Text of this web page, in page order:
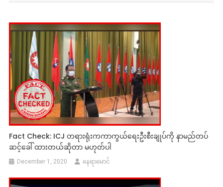
Fact Check: ICJ တရားရုံးကကာကွယ်ရေးဦးစီးချုပ်ကို နာမည်တပ်
ဆင့်ခေါ် ထားတယ်ဆိုတာ မဟုတ်ပါ
December 1, 2020 နေရာမောင်